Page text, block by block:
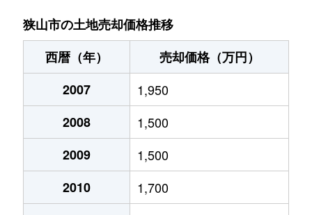
大字南入曽
2,100万円 入曽
徒歩11
大字南入曽
6,000万円 入曽
徒歩12
大字南入曽
大字南入曽
2,400万円
大字北入曽
4,600万円 入曽
徒歩
大字北入曽
4,100万円 入曽
徒歩
大字北入曽
590万円 入曽
徒歩
大字北入曽
3,200万円 入曽
徒歩
大字北入曽
730万円 入曽
徒歩
大字北入曽
3,700万円 入曽
徒歩
狭山市の土地売却価格推移
西暦（年）
売却価格（万円）
2007
1,950
2008
1,500
2009
1,500
2010
1,700